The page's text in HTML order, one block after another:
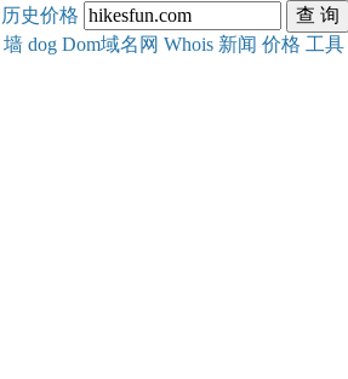
历史价格
墙 dog Dom域名网 Whois 新闻 价格 工具